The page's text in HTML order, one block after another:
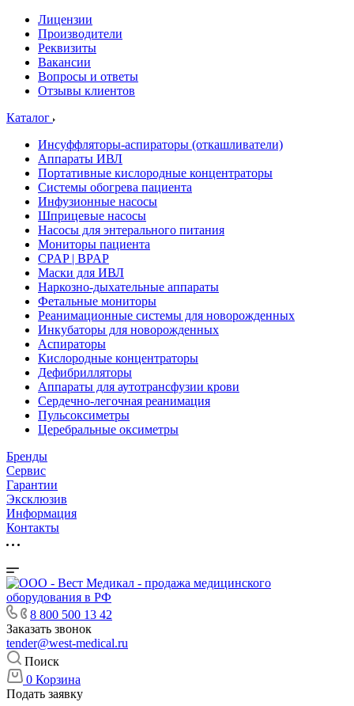
Лицензии
Производители
Реквизиты
Вакансии
Вопросы и ответы
Отзывы клиентов
Каталог
Инсуффляторы-аспираторы (откашливатели)
Аппараты ИВЛ
Портативные кислородные концентраторы
Системы обогрева пациента
Инфузионные насосы
Шприцевые насосы
Насосы для энтерального питания
Мониторы пациента
CPAP | BPAP
Маски для ИВЛ
Наркозно-дыхательные аппараты
Фетальные мониторы
Реанимационные системы для новорожденных
Инкубаторы для новорожденных
Аспираторы
Кислородные концентраторы
Дефибрилляторы
Аппараты для аутотрансфузии крови
Сердечно-легочная реанимация
Пульсоксиметры
Церебральные оксиметры
Бренды
Сервис
Гарантии
Эксклюзив
Информация
Контакты
8 800 500 13 42
Заказать звонок
tender@west-medical.ru
Поиск
0 Корзина
Подать заявку